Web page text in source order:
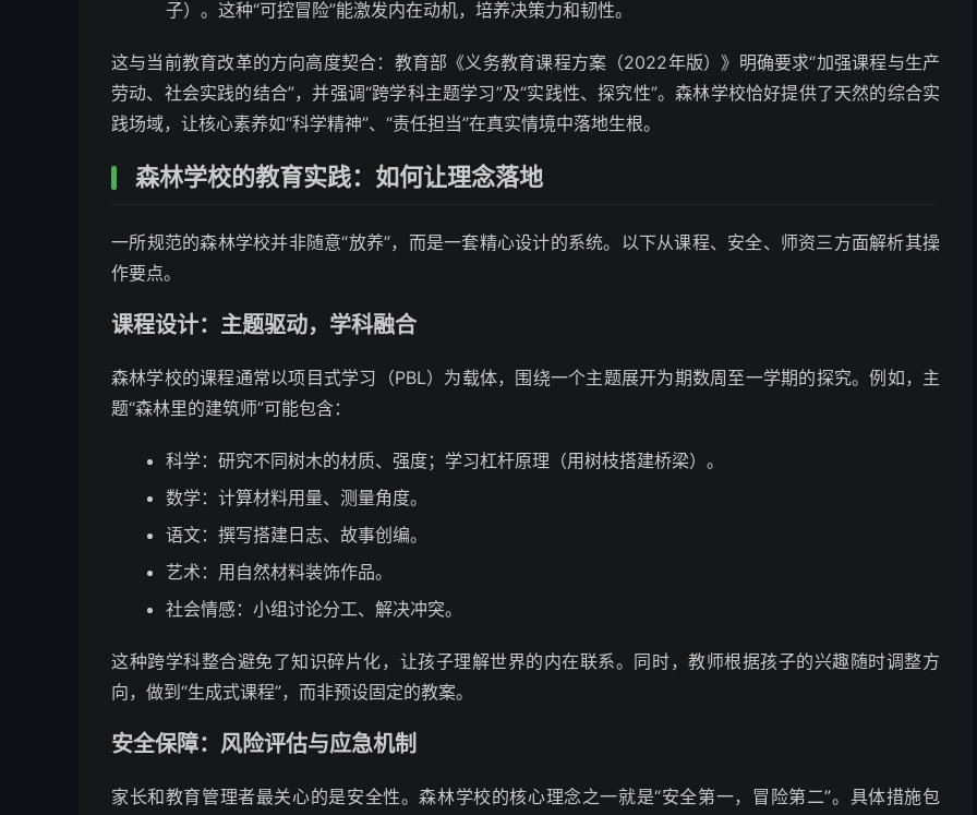
子）。这种“可控冒险”能激发内在动机，培养决策力和韧性。
这与当前教育改革的方向高度契合：教育部《义务教育课程方案（2022年版）》明确要求“加强课程与生产
劳动、社会实践的结合”，并强调“跨学科主题学习”及“实践性、探究性”。森林学校恰好提供了天然的综合实
践场域，让核心素养如“科学精神”、“责任担当”在真实情境中落地生根。
森林学校的教育实践：如何让理念落地
一所规范的森林学校并非随意“放养”，而是一套精心设计的系统。以下从课程、安全、师资三方面解析其操
作要点。
课程设计：主题驱动，学科融合
森林学校的课程通常以项目式学习（PBL）为载体，围绕一个主题展开为期数周至一学期的探究。例如，主
题“森林里的建筑师”可能包含：
科学：研究不同树木的材质、强度；学习杠杆原理（用树枝搭建桥梁）。
数学：计算材料用量、测量角度。
语文：撰写搭建日志、故事创编。
艺术：用自然材料装饰作品。
社会情感：小组讨论分工、解决冲突。
这种跨学科整合避免了知识碎片化，让孩子理解世界的内在联系。同时，教师根据孩子的兴趣随时调整方
向，做到“生成式课程”，而非预设固定的教案。
安全保障：风险评估与应急机制
家长和教育管理者最关心的是安全性。森林学校的核心理念之一就是“安全第一，冒险第二”。具体措施包